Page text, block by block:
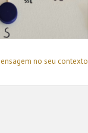
no seu contexto